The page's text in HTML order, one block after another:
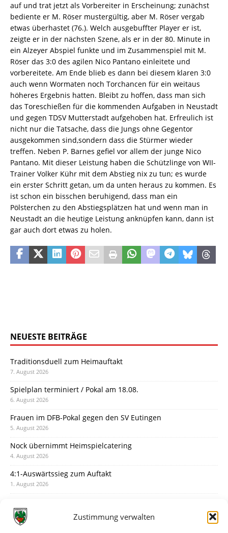
Zustimmung verwalten
auf und trat jetzt als Vorbereiter in Erscheinung; zunächst
bediente er M. Röser mustergültig, aber M. Röser vergab
etwas überhastet (76.). Welch ausgebuffter Player er ist,
zeigte er in der nächsten Szene, als er in der 80. Minute in
ein Alzeyer Abspiel funkte und im Zusammenspiel mit M.
Röser das 3:0 des agilen Nico Pantano einleitete und
vorbereitete. Am Ende blieb es dann bei diesem klaren 3:0
auch wenn Wormaten noch Torchancen für ein weitaus
höheres Ergebnis hatten. Bleibt zu hoffen, dass man sich
das Toreschießen für die kommenden Aufgaben in Neustadt
und gegen TDSV Mutterstadt aufgehoben hat. Erfreulich ist
nicht nur die Tatsache, dass die Jungs ohne Gegentor
ausgekommen sind,sondern dass die Stürmer wieder
treffen. Neben P. Barnes gefiel vor allem der junge Nico
Pantano. Mit dieser Leistung haben die Schützlinge von WII-
Trainer Volker Kühr mit dem Abstieg nix zu tun; es wurde
ein erster Schritt getan, um da unten heraus zu kommen. Es
ist schon ein bisschen beruhigend, dass man ein
Pölsterchen zu den Abstiegsplätzen hat und wenn man in
Neustadt an die heutige Leistung anknüpfen kann, dann ist
gar auch dort etwas zu holen.
NEUESTE BEITRÄGE
Traditionsduell zum Heimauftakt
7. August 2026
Spielplan terminiert / Pokal am 18.08.
6. August 2026
Frauen im DFB-Pokal gegen den SV Eutingen
5. August 2026
Nock übernimmt Heimspielcatering
4. August 2026
4:1-Auswärtssieg zum Auftakt
1. August 2026
31. Juli 2026